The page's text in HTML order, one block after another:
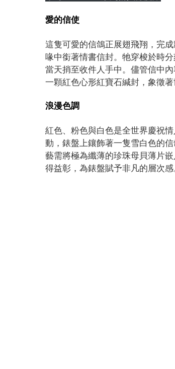
愛的信使
這隻可愛的信鴿正展翅飛翔，完
喙中銜著情書信封。牠穿梭於時
當天捎至收件人手中。儘管信中
一顆紅色心形紅寶石緘封，象徵著
浪漫色調
紅色、粉色與白色是全世界慶祝
動，錶盤上鑲飾著一隻雪白色的
藝需將極為纖薄的珍珠母貝薄片
得益彰，為錶盤賦予非凡的層次感